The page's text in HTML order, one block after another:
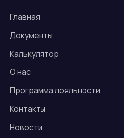
Главная
Документы
Калькулятор
О нас
Программа лояльности
Контакты
Новости